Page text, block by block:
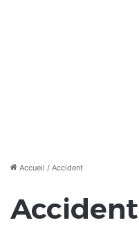
Accueil / Accident
Accident